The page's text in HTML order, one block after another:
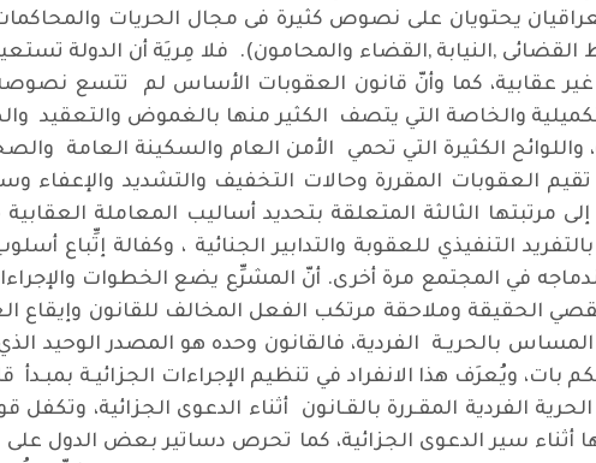
يحتويان على نصوص كثيرة فى مجال الحريات
,النيابة ,القضاء والمحامون). فلا مِريَة أن الدولة
عقابية، كما وأنّ قانون العقوبات الأساس لم تتسع نصوصه
والخاصة التي يتصف الكثير منها بالغموض والتعقيد
واللوائح الكثيرة التي تحمي الأمن العام والسكينة العامة
العقوبات المقررة وحالات التخفيف والتشديد والإعفاء
مرتبتها الثالثة المتعلقة بتحديد أساليب المعاملة العقابية
التنفيذي للعقوبة والتدابير الجنائية ، وكفالة إتِّباع
في المجتمع مرة أخرى. أنّ المشرِّع يضع الخطوات
الحقيقة وملاحقة مرتكب الفعل المخالف للقانون وإيقاع
بالحريـة الفردية، فالقانون وحده هو المصدر الوحيد الذي
بات، ويُعرَف هذا الانفراد في تنظيم الإجراءات الجزائيـة بمبـدأ
الفردية المقـررة بالقـانون أثناء الدعوى الجزائية، وتكفل
أثناء سير الدعوى الجزائية، كما تحرص دساتير بعض الدول